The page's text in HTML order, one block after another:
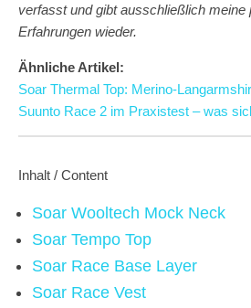
verfasst und gibt ausschließlich meine
Erfahrungen wieder.
Ähnliche Artikel:
Soar Thermal Top: Merino-
Suunto Race 2 im Praxistest – was
Inhalt / Content
Soar Wooltech Mock Neck
Soar Tempo Top
Soar Race Base Layer
Soar Race Vest